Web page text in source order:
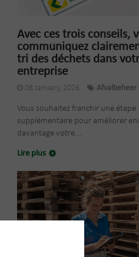
Avec ces trois conseils,
communiquez
tri des déchets dans
entreprise
08 January, 2026 Afvalbeheer
Vous souhaitez franchir une étape
supplémentaire pour améliorer
davantage votre...
Lire plus